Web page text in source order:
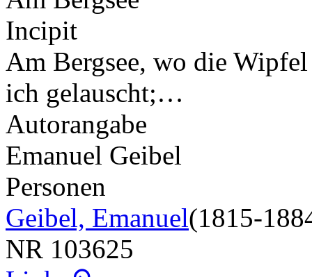
Incipit
Am Bergsee, wo die
ich gelauscht;…
Autorangabe
Emanuel Geibel
Personen
Geibel, Emanuel(1815-
NR 103625